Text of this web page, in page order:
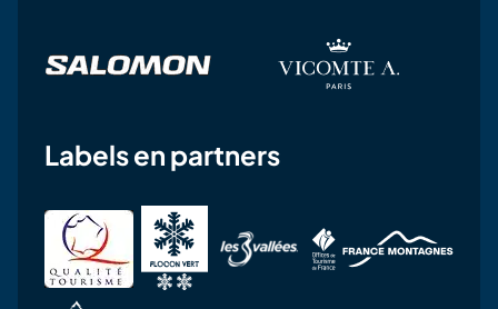
Labels en partners